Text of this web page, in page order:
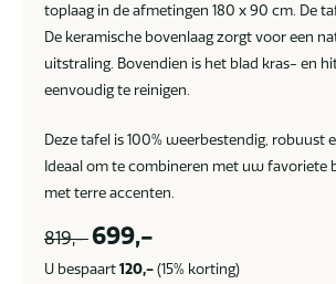
toplaag in de afmetingen 180 x 90 cm. De
De keramische bovenlaag zorgt voor een
uitstraling. Bovendien is het blad kras- en
eenvoudig te reinigen.
Deze tafel is 100% weerbestendig, robuust
Ideaal om te combineren met uw favoriete
met terre accenten.
819,- 699,-
U bespaart120,-(15% korting)